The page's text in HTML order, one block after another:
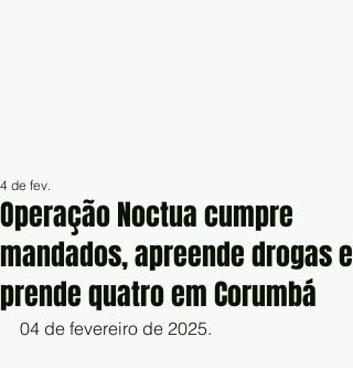
Operação Noctua cumpre
mandados, apreende drogas e
prende quatro em Corumbá
4 de fev.
04 de fevereiro de 2025.